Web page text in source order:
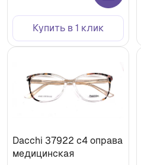
Купить в 1 клик
Dacchi 37922 с4 оправа
медицинская